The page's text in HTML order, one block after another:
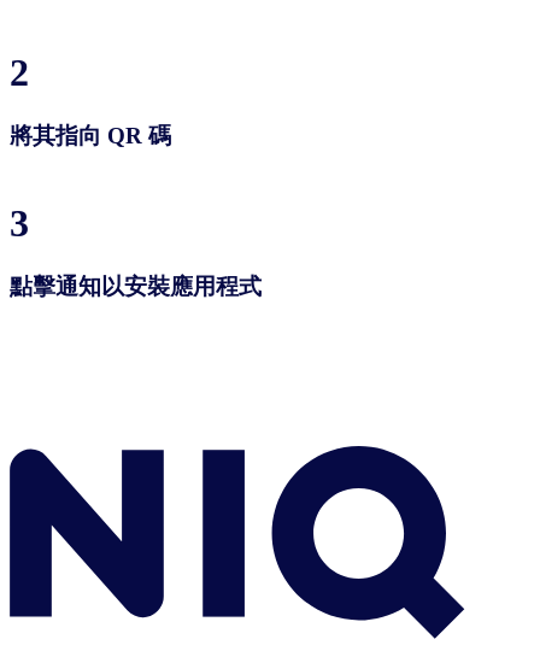
2
將其指向 QR 碼
3
點擊通知以安裝應用程式